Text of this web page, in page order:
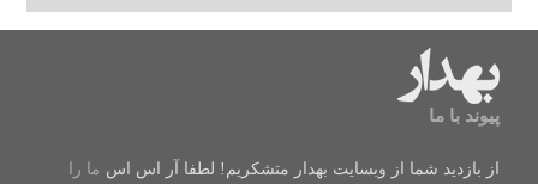
پیوند با ما
از بازدید شما از وبسایت بهدار متشکریم! لطفا آر اس اس ما را